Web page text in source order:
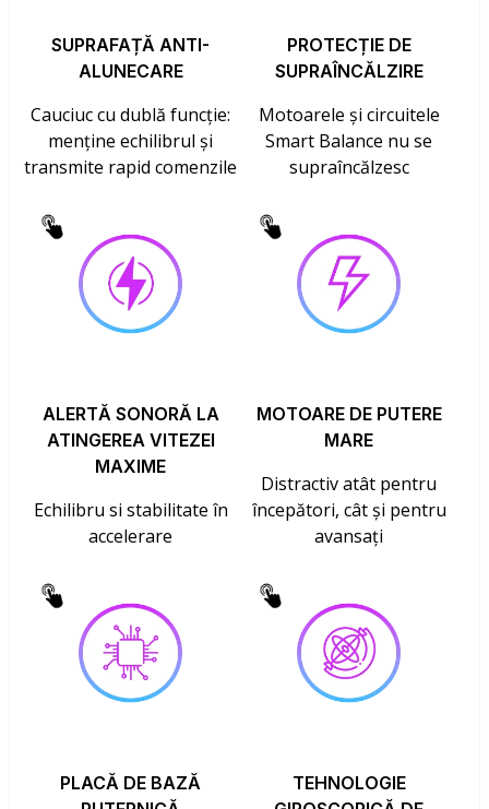
SUPRAFAȚĂ ANTI-
ALUNECARE
Cauciuc cu dublă funcție:
menține echilibrul și
transmite rapid comenzile
PROTECȚIE DE
SUPRAÎNCĂLZIRE
Motoarele și circuitele
Smart Balance nu se
supraîncălzesc
ALERTĂ SONORĂ LA
ATINGEREA VITEZEI
MAXIME
Echilibru si stabilitate în
accelerare
MOTOARE DE PUTERE
MARE
Distractiv atât pentru
începători, cât și pentru
avansați
PLACĂ DE BAZĂ
TEHNOLOGIE